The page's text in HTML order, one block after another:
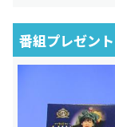
番組プレゼント